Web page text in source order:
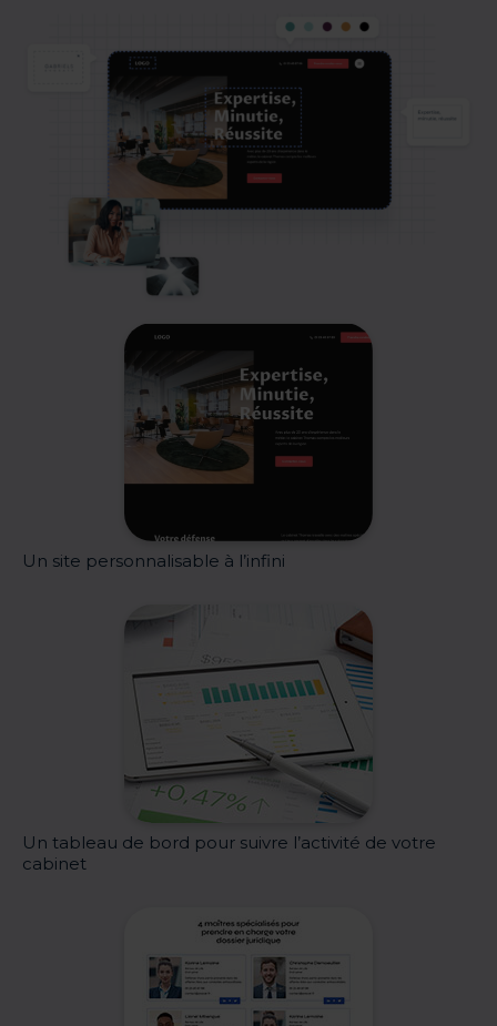
Un site personnalisable à l’infini
Un tableau de bord pour suivre l’activité de votre
cabinet